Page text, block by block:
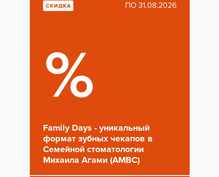
ПО 31.08.2026
%
Family Days - уникальный
формат зубных чекапов в
Семейной стоматологии
Михаила Агами (AMBC)